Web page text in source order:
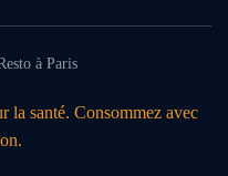
à Paris
la santé. Consommez avec